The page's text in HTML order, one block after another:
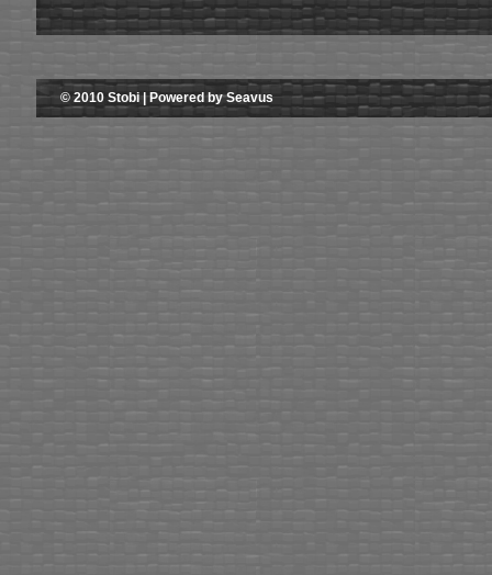
© 2010 Stobi | Powered by Seavus